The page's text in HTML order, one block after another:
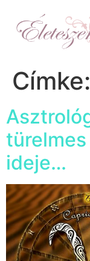
Címke:
ideje…